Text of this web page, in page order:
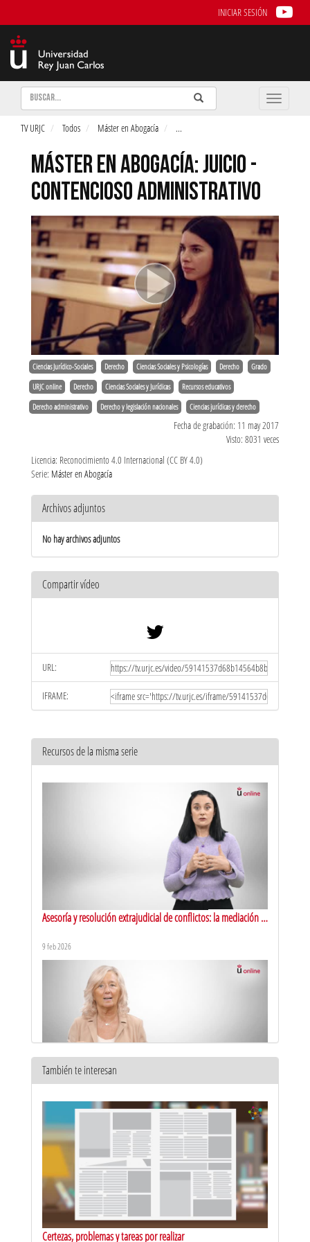
INICIAR SESIÓN
Buscar Enviar
Buscar
Toggle
TV URJC Todos Máster en Abogacía ...
MÁSTER EN ABOGACÍA: JUICIO -
CONTENCIOSO ADMINISTRATIVO
Ciencias Jurídico-Sociales Derecho Ciencias Sociales y Psicologías Derecho Grado
URJC online Derecho Ciencias Sociales y Jurídicas Recursos educativos
Derecho administrativo Derecho y legislación nacionales Ciencias jurídicas y derecho
Fecha de grabación: 11 may 2017
Visto: 8031 veces
Licencia: Reconocimiento 4.0 Internacional (CC BY 4.0)
Serie: Máster en Abogacía
Archivos adjuntos
No hay archivos adjuntos
Compartir vídeo
URL:
IFRAME:
Recursos de la misma serie
Asesoría y resolución extrajudicial de conflictos: la mediación y
9 feb 2026
7 oct 2025
También te interesan
Certezas, problemas y tareas por realizar